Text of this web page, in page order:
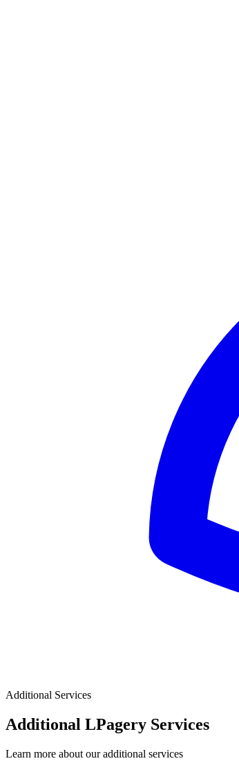
Additional Services
Additional LPagery Services
Learn more about our additional services